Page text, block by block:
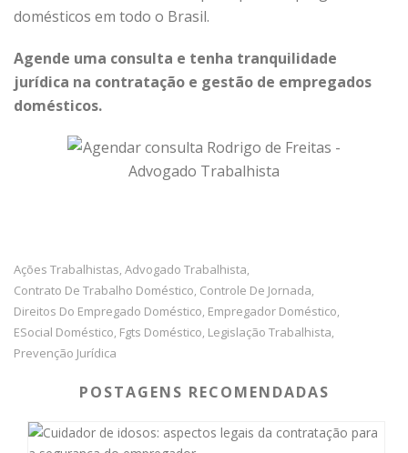
domésticos em todo o Brasil.
Agende uma consulta e tenha tranquilidade
jurídica na contratação e gestão de empregados
domésticos.
Ações Trabalhistas, Advogado Trabalhista,
Contrato De Trabalho Doméstico, Controle De Jornada,
Direitos Do Empregado Doméstico, Empregador Doméstico,
ESocial Doméstico, Fgts Doméstico, Legislação Trabalhista,
Prevenção Jurídica
POSTAGENS RECOMENDADAS